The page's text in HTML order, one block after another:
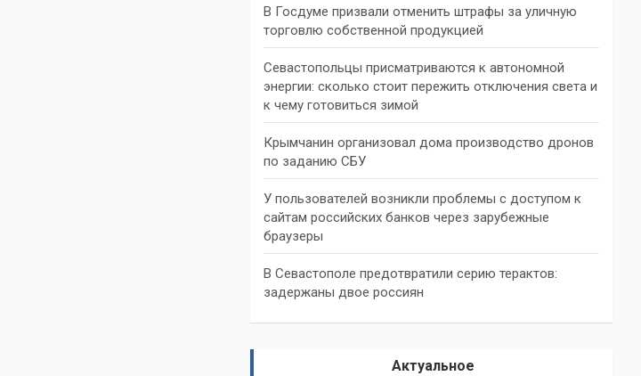
В Госдуме призвали отменить штрафы за уличную
торговлю собственной продукцией
Севастопольцы присматриваются к автономной
энергии: сколько стоит пережить отключения света и
к чему готовиться зимой
Крымчанин организовал дома производство дронов
по заданию СБУ
У пользователей возникли проблемы с доступом к
сайтам российских банков через зарубежные
браузеры
В Севастополе предотвратили серию терактов:
задержаны двое россиян
Актуальное